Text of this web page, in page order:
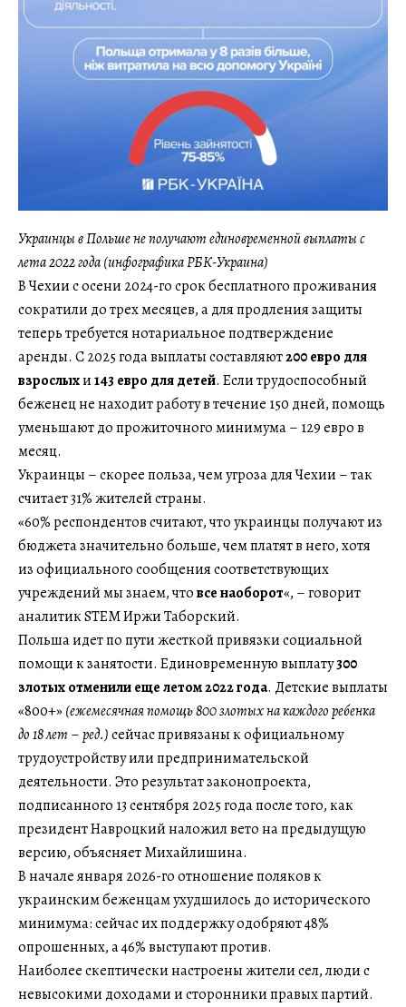
Украинцы в Польше не получают единовременной выплаты с
лета 2022 года (инфографика РБК-Украина)
В Чехии с осени 2024-го срок бесплатного проживания
сократили до трех месяцев, а для продления защиты
теперь требуется нотариальное подтверждение
аренды. С 2025 года выплаты составляют200 евро для
взрослыхи143 евро для детей. Если трудоспособный
беженец не находит работу в течение 150 дней, помощь
уменьшают до прожиточного минимума – 129 евро в
месяц.
Украинцы – скорее польза, чем угроза для Чехии – так
считает 31% жителей страны.
«60% респондентов считают, что украинцы получают из
бюджета значительно больше, чем платят в него, хотя
из официального сообщения соответствующих
учреждений мы знаем, чтовсе наоборот«, – говорит
аналитик STEM Иржи Таборский.
Польша идет по пути жесткой привязки социальной
помощи к занятости. Единовременную выплату300
злотых отменили еще летом 2022 года. Детские выплаты
«800+»(ежемесячная помощь 800 злотых на каждого ребенка
до 18 лет –ред.)сейчас привязаны к официальному
трудоустройству или предпринимательской
деятельности. Это результат законопроекта,
подписанного 13 сентября 2025 года после того, как
президент Навроцкий наложил вето на предыдущую
версию, объясняет Михайлишина.
В начале января 2026-го отношение поляков к
украинским беженцам ухудшилось до исторического
минимума: сейчас их поддержку одобряют 48%
опрошенных, а 46% выступают против.
Наиболее скептически настроены жители сел, люди с
невысокими доходами и сторонники правых партий.